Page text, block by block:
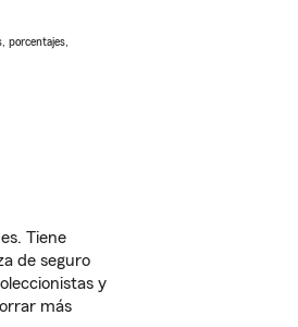
porcentajes,
Tiene
de seguro
y
más